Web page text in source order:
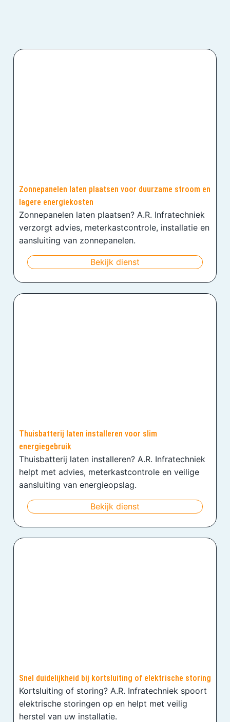
Zonnepanelen laten plaatsen voor duurzame stroom en
lagere energiekosten
Zonnepanelen laten plaatsen? A.R. Infratechniek
verzorgt advies, meterkastcontrole, installatie en
aansluiting van zonnepanelen.
Bekijk dienst
Thuisbatterij laten installeren voor slim
energiegebruik
Thuisbatterij laten installeren? A.R. Infratechniek
helpt met advies, meterkastcontrole en veilige
aansluiting van energieopslag.
Bekijk dienst
Snel duidelijkheid bij kortsluiting of elektrische storing
Kortsluiting of storing? A.R. Infratechniek spoort
elektrische storingen op en helpt met veilig
herstel van uw installatie.